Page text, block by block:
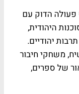
הדוק עם
היהודית,
יהודיים.
משחקי חיבור
של ספרים,